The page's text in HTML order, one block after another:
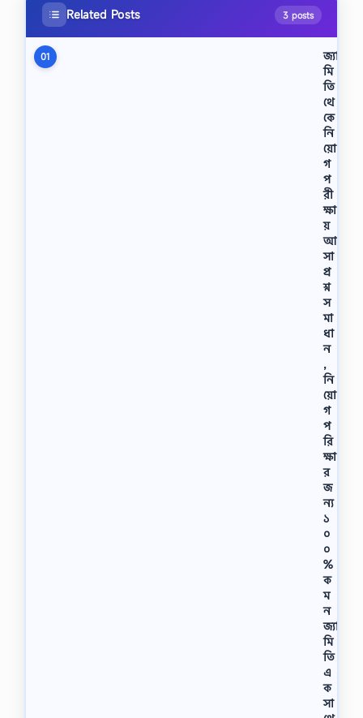
Related Posts 3 posts
01
জ্যা
মি
তি
থে
কে
নি
য়ো
গ
প
রী
ক্ষা
য়
আ
সা
প্র
শ্ন
স
মা
ধা
ন
,
নি
য়ো
গ
প
রি
ক্ষা
র
জ
ন্য
১
০
০
%
ক
ম
ন
জ্যা
মি
তি
এ
ক
সা